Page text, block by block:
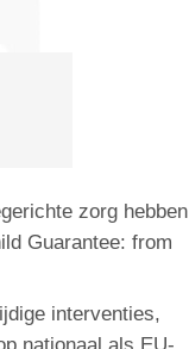
zorg hebben
Guarantee: from
interventies,